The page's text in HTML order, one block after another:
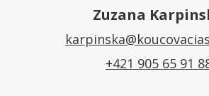
Zuzana
+421 905 65 91